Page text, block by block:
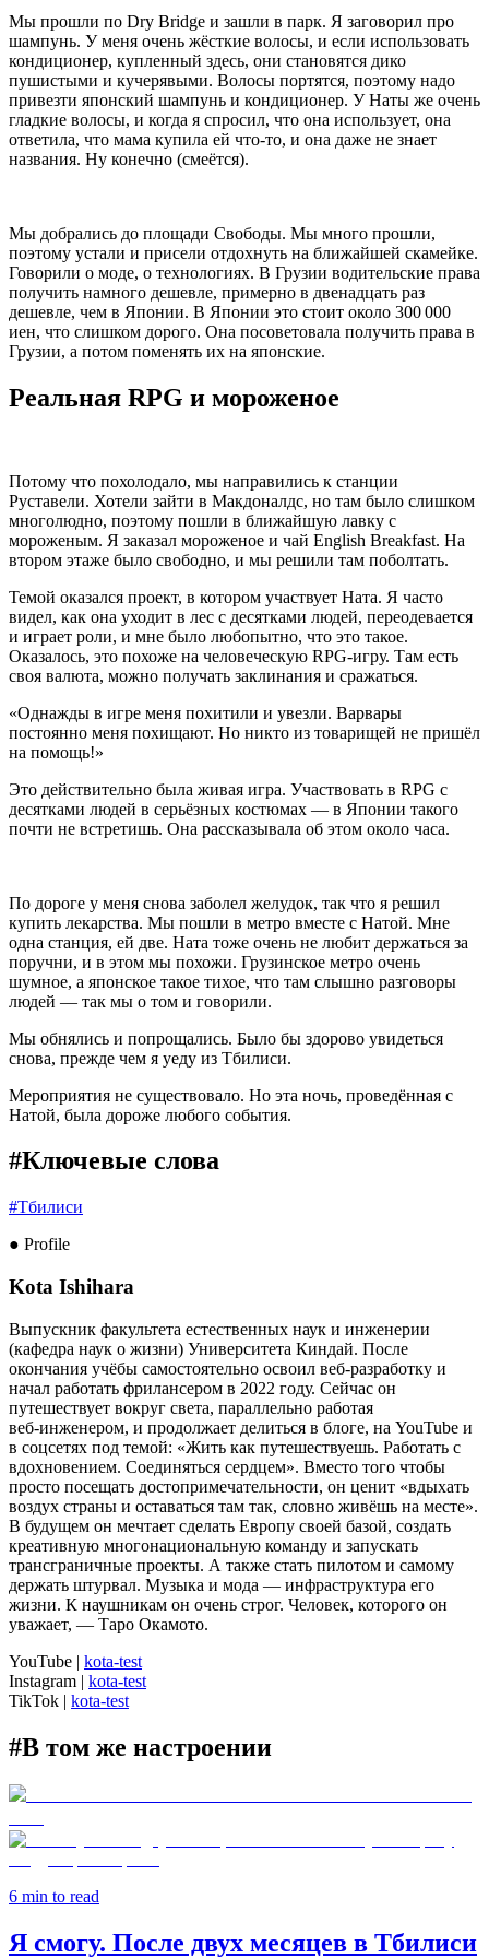
Мы прошли по Dry Bridge и зашли в парк. Я заговорил про
шампунь. У меня очень жёсткие волосы, и если использовать
кондиционер, купленный здесь, они становятся дико
пушистыми и кучерявыми. Волосы портятся, поэтому надо
привезти японский шампунь и кондиционер. У Наты же очень
гладкие волосы, и когда я спросил, что она использует, она
ответила, что мама купила ей что‑то, и она даже не знает
названия. Ну конечно (смеётся).
Мы добрались до площади Свободы. Мы много прошли,
поэтому устали и присели отдохнуть на ближайшей скамейке.
Говорили о моде, о технологиях. В Грузии водительские права
получить намного дешевле, примерно в двенадцать раз
дешевле, чем в Японии. В Японии это стоит около 300 000
иен, что слишком дорого. Она посоветовала получить права в
Грузии, а потом поменять их на японские.
Реальная RPG и мороженое
Потому что похолодало, мы направились к станции
Руставели. Хотели зайти в Макдоналдс, но там было слишком
многолюдно, поэтому пошли в ближайшую лавку с
мороженым. Я заказал мороженое и чай English Breakfast. На
втором этаже было свободно, и мы решили там поболтать.
Темой оказался проект, в котором участвует Ната. Я часто
видел, как она уходит в лес с десятками людей, переодевается
и играет роли, и мне было любопытно, что это такое.
Оказалось, это похоже на человеческую RPG‑игру. Там есть
своя валюта, можно получать заклинания и сражаться.
«Однажды в игре меня похитили и увезли. Варвары
постоянно меня похищают. Но никто из товарищей не пришёл
на помощь!»
Это действительно была живая игра. Участвовать в RPG с
десятками людей в серьёзных костюмах — в Японии такого
почти не встретишь. Она рассказывала об этом около часа.
По дороге у меня снова заболел желудок, так что я решил
купить лекарства. Мы пошли в метро вместе с Натой. Мне
одна станция, ей две. Ната тоже очень не любит держаться за
поручни, и в этом мы похожи. Грузинское метро очень
шумное, а японское такое тихое, что там слышно разговоры
людей — так мы о том и говорили.
Мы обнялись и попрощались. Было бы здорово увидеться
снова, прежде чем я уеду из Тбилиси.
Мероприятия не существовало. Но эта ночь, проведённая с
Натой, была дороже любого события.
#Ключевые слова
#Тбилиси
● Profile
Kota Ishihara
Выпускник факультета естественных наук и инженерии
(кафедра наук о жизни) Университета Киндай. После
окончания учёбы самостоятельно освоил веб‑разработку и
начал работать фрилансером в 2022 году. Сейчас он
путешествует вокруг света, параллельно работая
веб‑инженером, и продолжает делиться в блоге, на YouTube и
в соцсетях под темой: «Жить как путешествуешь. Работать с
вдохновением. Соединяться сердцем». Вместо того чтобы
просто посещать достопримечательности, он ценит «вдыхать
воздух страны и оставаться там так, словно живёшь на месте».
В будущем он мечтает сделать Европу своей базой, создать
креативную многонациональную команду и запускать
трансграничные проекты. А также стать пилотом и самому
держать штурвал. Музыка и мода — инфраструктура его
жизни. К наушникам он очень строг. Человек, которого он
уважает, — Таро Окамото.
YouTube | kota-test
Instagram | kota-test
TikTok | kota-test
#В том же настроении
6 min to read
Я смогу. После двух месяцев в Тбилиси